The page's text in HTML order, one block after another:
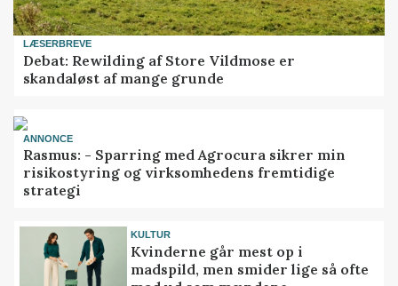
LÆSERBREVE
Debat: Rewilding af Store Vildmose er
skandaløst af mange grunde
ANNONCE
Rasmus: - Sparring med Agrocura sikrer min
risikostyring og virksomhedens fremtidige
strategi
KULTUR
Kvinderne går mest op i
madspild, men smider lige så ofte